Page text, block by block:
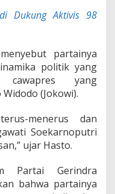
Dukung Aktivis 98
partainya
politik yang
cawapres yang
(Jokowi).
menerus dan
Soekarnoputri
ujar Hasto.
Partai Gerindra
bahwa partainya